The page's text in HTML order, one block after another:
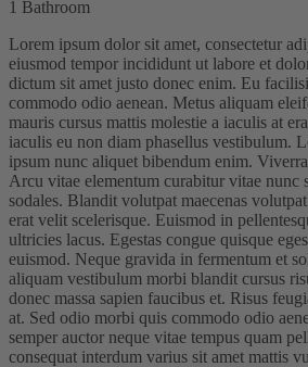
1 Bathroom
Lorem ipsum dolor sit amet, consectetur
eiusmod tempor incididunt ut labore et
dictum sit amet justo donec enim. Eu
commodo odio aenean. Metus aliquam
mauris cursus mattis molestie a iaculis at
iaculis eu non diam phasellus vestibulum.
ipsum nunc aliquet bibendum enim.
Arcu vitae elementum curabitur vitae nunc
sodales. Blandit volutpat maecenas
erat velit scelerisque. Euismod in
ultricies lacus. Egestas congue quisque
euismod. Neque gravida in fermentum et
aliquam vestibulum morbi blandit cursus
donec massa sapien faucibus et. Risus
at. Sed odio morbi quis commodo odio
semper auctor neque vitae tempus quam
consequat interdum varius sit amet mattis